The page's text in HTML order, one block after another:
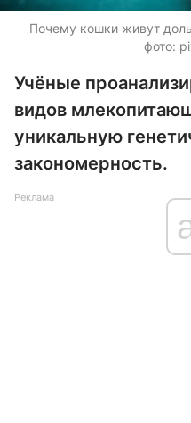
Почему кошки живут
фото:
Учёные
видов
уникальную
закономерность.
Реклама